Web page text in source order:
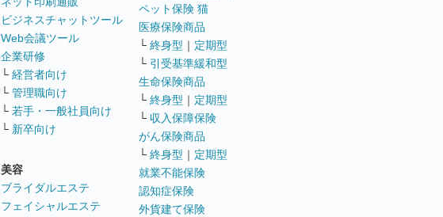
ビジネスチャットツール
Web会議ツール
企業研修
└ 経営者向け
└ 管理職向け
└ 若手・一般社員向け
└ 新卒向け
美容
ブライダルエステ
フェイシャルエステ
ペット保険 猫
医療保険商品
└ 終身型 ｜ 定期型
└ 引受基準緩和型
生命保険商品
└ 終身型 ｜ 定期型
└ 収入保障保険
がん保険商品
└ 終身型 ｜ 定期型
就業不能保険
認知症保険
外貨建て保険